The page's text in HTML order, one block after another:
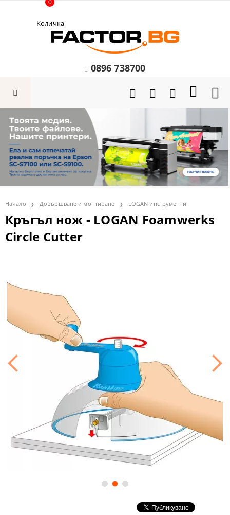
Количка
0
0896 738700
Начало Довършване и монтиране LOGAN инструменти
Кръгъл нож - LOGAN Foamwerks
Circle Cutter